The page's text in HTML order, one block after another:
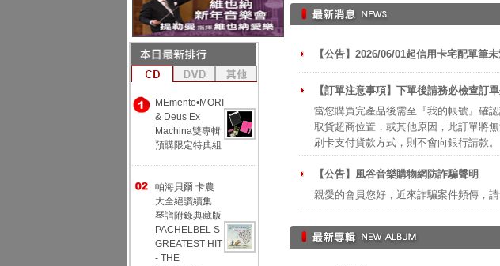
MEmento•MORI
& Deus Ex
Machina雙專輯
預購限定特典組
帕海貝爾 卡農
大全絕讚續集
琴譜附錄典藏版
PACHELBEL S
GREATEST HIT
- THE
【公告】2026/06/01起信用卡宅配單筆
【訂單注意事項】下單後請務必檢查訂
當您購買完產品後需至『我的帳號』確
取貨超商位置，或其他原因，此訂單將
刷卡支付貨款方式，則不會向銀行請款。
【公告】風谷音樂購物網防詐騙聲明
親愛的會員您好，近來詐騙案件頻傳，